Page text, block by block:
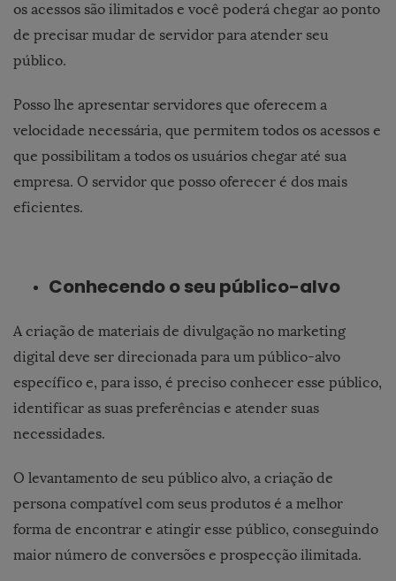
os acessos são ilimitados e você poderá chegar ao ponto
de precisar mudar de servidor para atender seu
público.
Posso lhe apresentar servidores que oferecem a
velocidade necessária, que permitem todos os acessos e
que possibilitam a todos os usuários chegar até sua
empresa. O servidor que posso oferecer é dos mais
eficientes.
Conhecendo o seu público-alvo
A criação de materiais de divulgação no marketing
digital deve ser direcionada para um público-alvo
específico e, para isso, é preciso conhecer esse público,
identificar as suas preferências e atender suas
necessidades.
O levantamento de seu público alvo, a criação de
persona compatível com seus produtos é a melhor
forma de encontrar e atingir esse público, conseguindo
maior número de conversões e prospecção ilimitada.